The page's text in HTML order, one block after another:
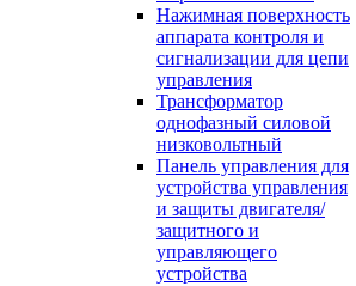
Нажимная поверхность
аппарата контроля и
сигнализации для цепи
управления
Трансформатор
однофазный силовой
низковольтный
Панель управления для
устройства управления
и защиты двигателя/
защитного и
управляющего
устройства